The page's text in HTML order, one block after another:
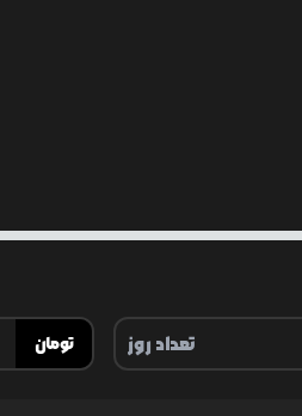
تومان